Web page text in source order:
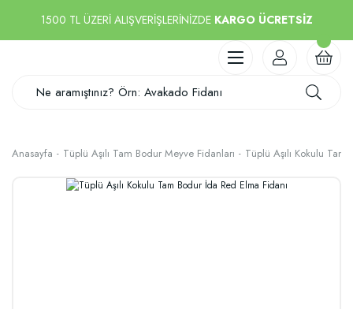
1500 TL ÜZERİ ALIŞVERİŞLERİNİZDE KARGO ÜCRETSİZ
Anasayfa Tüplü Aşılı Tam Bodur Meyve Fidanları Tüplü Aşılı Kokulu